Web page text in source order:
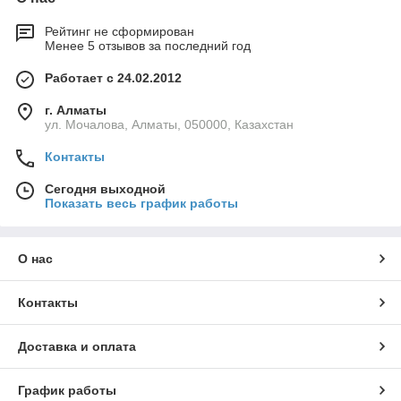
Рейтинг не сформирован
Менее 5 отзывов за последний год
Работает с 24.02.2012
г. Алматы
ул. Мочалова, Алматы, 050000, Казахстан
Контакты
Сегодня выходной
Показать весь график работы
О нас
Контакты
Доставка и оплата
График работы